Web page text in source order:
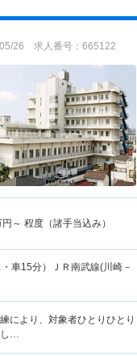
26 求人番号：665122
円～ 程度（諸手当込み）
車15分）ＪＲ南武線(川崎－
により、対象者ひとりひとり
し…